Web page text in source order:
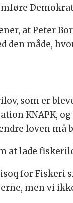
at Peter
den måde,
som er
KNAPK,
loven må
at lade
for Fiskeri
men vi